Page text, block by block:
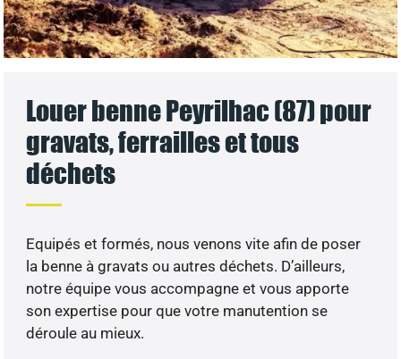
Louer benne Peyrilhac (87) pour
gravats, ferrailles et tous
déchets
Equipés et formés, nous venons vite afin de poser
la benne à gravats ou autres déchets. D’ailleurs,
notre équipe vous accompagne et vous apporte
son expertise pour que votre manutention se
déroule au mieux.